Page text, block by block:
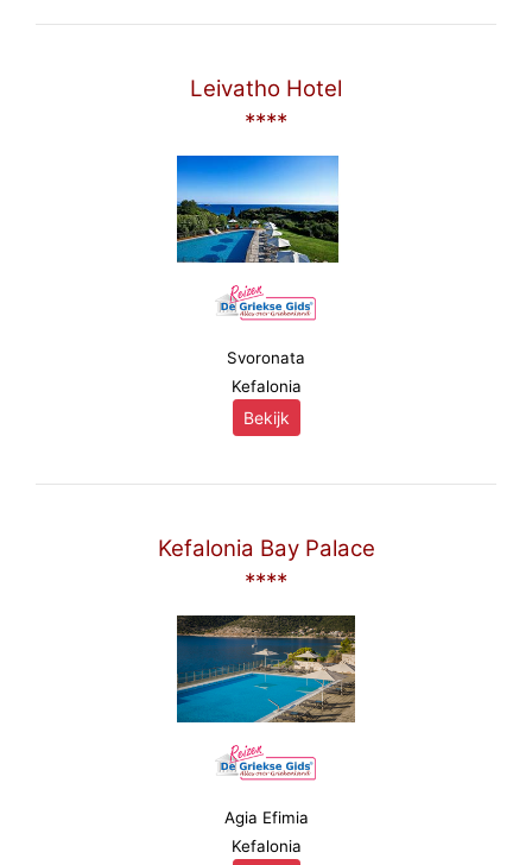
Leivatho Hotel
****
Svoronata
Kefalonia
Bekijk
Kefalonia Bay Palace
****
Agia Efimia
Kefalonia